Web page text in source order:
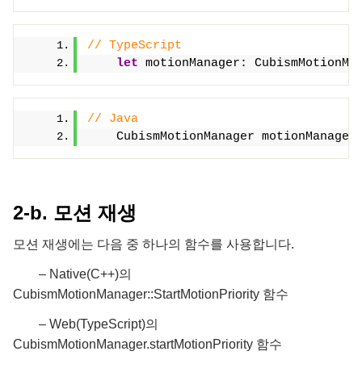
// TypeScript
let motionManager:
// Java
CubismMotionManager
2-b. 모션 재생
모션 재생에는 다음 중 하나의 함수를 사용합니다.
– Native(C++)의
CubismMotionManager::StartMotionPriority 함수
– Web(TypeScript)의
CubismMotionManager.startMotionPriority 함수